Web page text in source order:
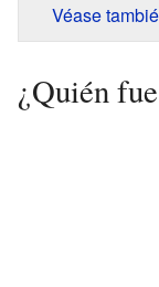
Véase
¿Quién